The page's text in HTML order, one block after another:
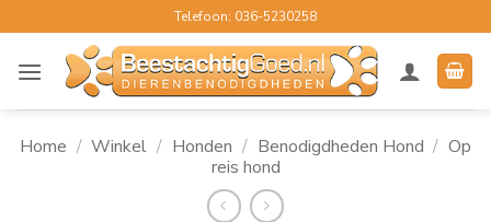
naar
inhoud
Telefoon: 036-5230258
Home / Winkel / Honden / Benodigdheden Hond / Op
reis hond